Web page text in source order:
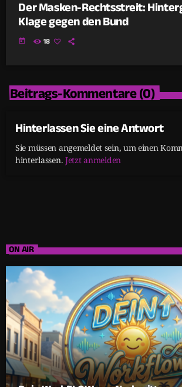
Der Masken-Rechtsstreit:
Klage gegen den Bund
today 18
Beitrags-Kommentare (0)
Hinterlassen Sie eine Antwort
Sie müssen angemeldet sein, um einen
hinterlassen. Jetzt anmelden
ON AIR